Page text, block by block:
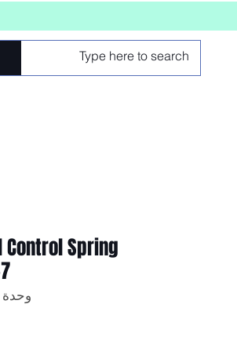
Control Spring
وحدة SKU: 101111353A